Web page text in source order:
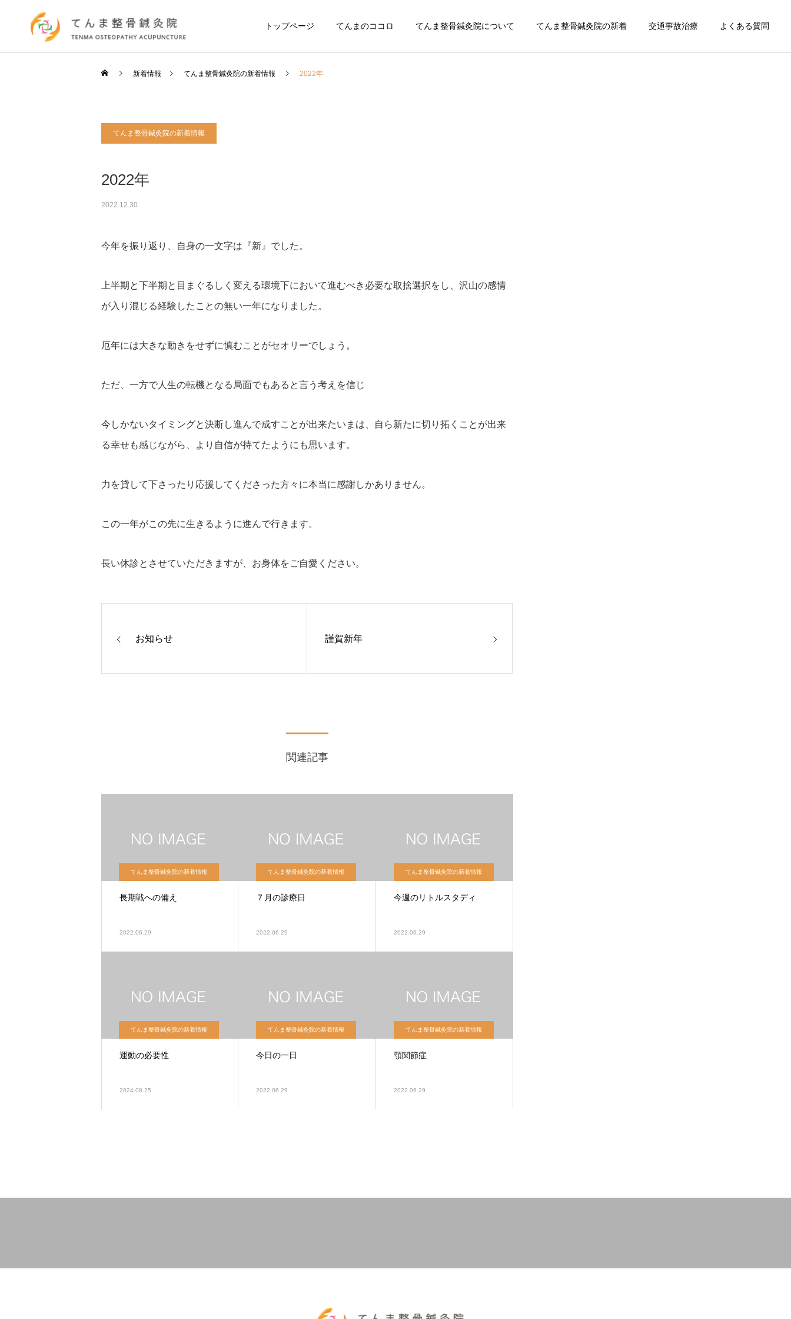
トップページ てんまのココロ てんま整骨鍼灸院について てんま整骨鍼灸院の新着 交通事故治療 よくある質問
新着情報 てんま整骨鍼灸院の新着情報 2022年
てんま整骨鍼灸院の新着情報
2022年
2022.12.30
今年を振り返り、自身の一文字は『新』でした。
上半期と下半期と目まぐるしく変える環境下において進むべき必要な取捨選択をし、沢山の感情
が入り混じる経験したことの無い一年になりました。
厄年には大きな動きをせずに慎むことがセオリーでしょう。
ただ、一方で人生の転機となる局面でもあると言う考えを信じ
今しかないタイミングと決断し進んで成すことが出来たいまは、自ら新たに切り拓くことが出来
る幸せも感じながら、より自信が持てたようにも思います。
力を貸して下さったり応援してくださった方々に本当に感謝しかありません。
この一年がこの先に生きるように進んで行きます。
長い休診とさせていただきますが、お身体をご自愛ください。
お知らせ 謹賀新年
関連記事
てんま整骨鍼灸院の新着情報
長期戦への備え
2022.06.29
てんま整骨鍼灸院の新着情報
７月の診療日
2022.06.29
てんま整骨鍼灸院の新着情報
今週のリトルスタディ
2022.06.29
てんま整骨鍼灸院の新着情報
運動の必要性
2024.08.25
てんま整骨鍼灸院の新着情報
今日の一日
2022.06.29
てんま整骨鍼灸院の新着情報
顎関節症
2022.06.29